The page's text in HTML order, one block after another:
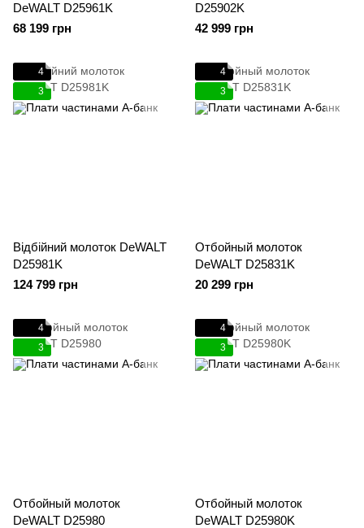
DeWALT D25961K
68 199 грн
D25902K
42 999 грн
4
3
Відбійний молоток DeWALT
D25981K
124 799 грн
4
3
Отбойный молоток
DeWALT D25831K
20 299 грн
4
3
Отбойный молоток
DeWALT D25980
4
3
Отбойный молоток
DeWALT D25980K